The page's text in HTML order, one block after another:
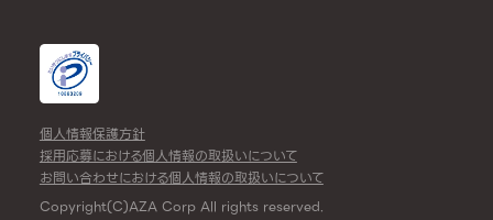
個人情報保護方針
採用応募における個人情報の取扱いについて
お問い合わせにおける個人情報の取扱いについて
Copyright(C)AZA Corp All rights reserved.